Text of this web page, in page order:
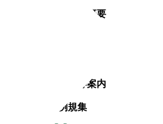
町の概要
観光地・公共施設等案内
電子掲示場・例規集